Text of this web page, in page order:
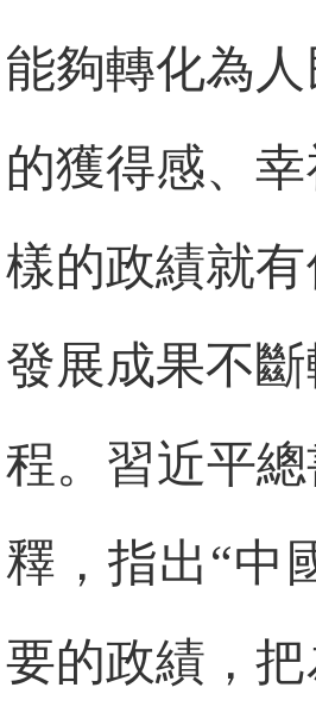
能夠轉化為
的獲得感、
樣的政績就
發展成果不
程。習近平
釋，指出“中
要的政績，